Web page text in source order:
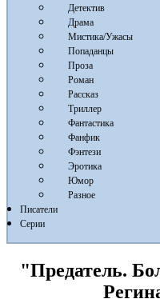
Детектив
Драма
Мистика/Ужасы
Попаданцы
Проза
Роман
Рассказ
Триллер
Фантастика
Фанфик
Фэнтези
Эротика
Юмор
Разное
Писатели
Серии
"Предатель.